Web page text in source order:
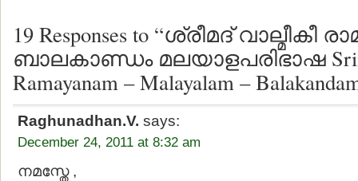
19 Responses to “ശ്രീമദ് വാല്മീകീ
ബാലകാണ്ഡം മലയാളപരിഭാഷ
Ramayanam – Malayalam –
Raghunadhan.V. says:
December 24, 2011 at 8:32 am
നമസ്തേ ,